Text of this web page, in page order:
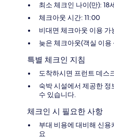
최소 체크인 나이(만): 18
체크아웃 시간: 11:00
비대면 체크아웃 이용 가
늦은 체크아웃(객실 이용
특별 체크인 지침
도착하시면 프런트 데스
숙박 시설에서 제공한
수 있습니다.
체크인 시 필요한 사항
부대 비용에 대비해 신용
요